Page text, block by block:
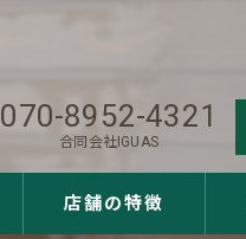
070-8952-4321
合同会社IGUAS
店舗の特徴